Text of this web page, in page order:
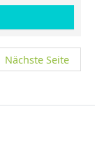
Nächste Seite